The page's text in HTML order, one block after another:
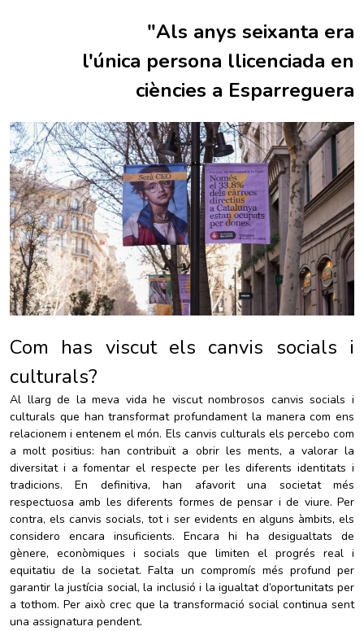
"Als anys seixanta era
l'única persona llicenciada en
ciències a Esparreguera
Com has viscut els canvis socials i
culturals?
Al llarg de la meva vida he viscut nombrosos canvis socials i
culturals que han transformat profundament la manera com ens
relacionem i entenem el món. Els canvis culturals els percebo com
a molt positius: han contribuït a obrir les ments, a valorar la
diversitat i a fomentar el respecte per les diferents identitats i
tradicions. En definitiva, han afavorit una societat més
respectuosa amb les diferents formes de pensar i de viure. Per
contra, els canvis socials, tot i ser evidents en alguns àmbits, els
considero encara insuficients. Encara hi ha desigualtats de
gènere, econòmiques i socials que limiten el progrés real i
equitatiu de la societat. Falta un compromís més profund per
garantir la justícia social, la inclusió i la igualtat d’oportunitats per
a tothom. Per això crec que la transformació social continua sent
una assignatura pendent.